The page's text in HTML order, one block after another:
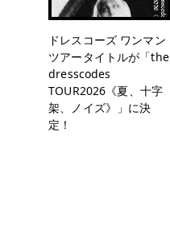
ドレスコーズ ワンマン
ツアータイトルが「the
dresscodes
TOUR2026《夏、十字
架、ノイズ》」に決
定！